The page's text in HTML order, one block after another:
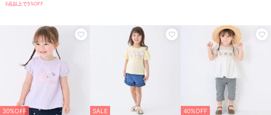
3点以上で5%OFF
30%OFF SALE 40%OFF